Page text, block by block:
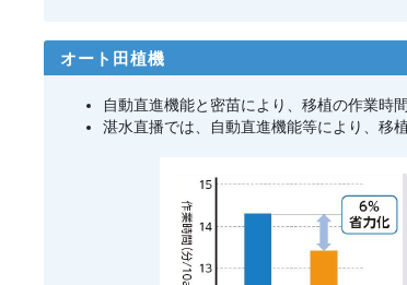
オート田植機
自動直進機能と密苗により、移植の作業時
湛水直播では、自動直進機能等により、移